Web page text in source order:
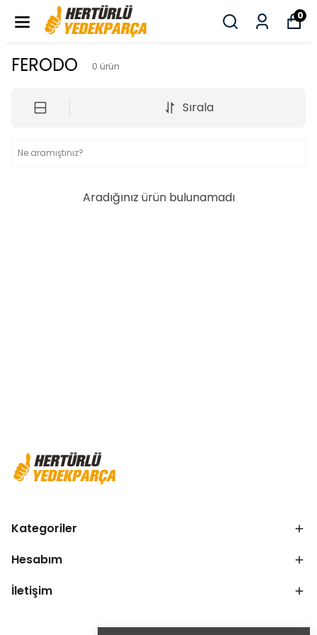
0
FERODO 0 ürün
Sırala
Aradığınız ürün bulunamadı
Kategoriler
Hesabım
İletişim